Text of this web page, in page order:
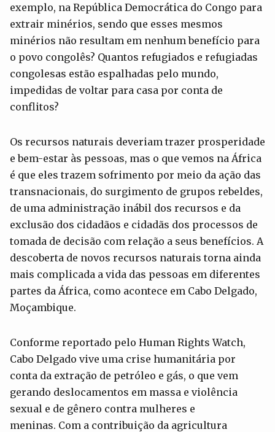
exemplo, na República Democrática do Congo para
extrair minérios, sendo que esses mesmos
minérios não resultam em nenhum benefício para
o povo congolês? Quantos refugiados e refugiadas
congolesas estão espalhadas pelo mundo,
impedidas de voltar para casa por conta de
conflitos?
Os recursos naturais deveriam trazer prosperidade
e bem-estar às pessoas, mas o que vemos na África
é que eles trazem sofrimento por meio da ação das
transnacionais, do surgimento de grupos rebeldes,
de uma administração inábil dos recursos e da
exclusão dos cidadãos e cidadãs dos processos de
tomada de decisão com relação a seus benefícios. A
descoberta de novos recursos naturais torna ainda
mais complicada a vida das pessoas em diferentes
partes da África, como acontece em Cabo Delgado,
Moçambique.
Conforme reportado pelo Human Rights Watch,
Cabo Delgado vive uma crise humanitária por
conta da extração de petróleo e gás, o que vem
gerando deslocamentos em massa e violência
sexual e de gênero contra mulheres e
meninas. Com a contribuição da agricultura